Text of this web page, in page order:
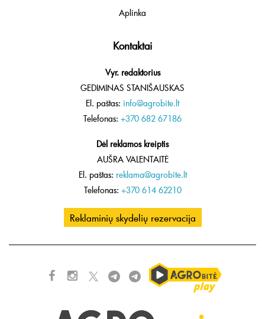
Aplinka
Kontaktai
Vyr. redaktorius
GEDIMINAS STANIŠAUSKAS
El. paštas: info@agrobite.lt
Telefonas: +370 682 67186
Dėl reklamos kreiptis
AUŠRA VALENTAITĖ
El. paštas: reklama@agrobite.lt
Telefonas: +370 614 62210
Reklaminių skydelių rezervacija